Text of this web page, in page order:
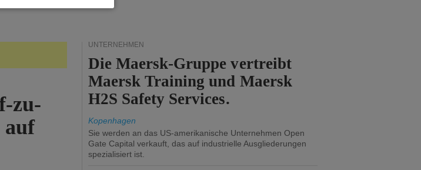
zu-
auf
UNTERNEHMEN
Die Maersk-Gruppe vertreibt
Maersk Training und Maersk
H2S Safety Services.
Kopenhagen
Sie werden an das US-amerikanische Unternehmen Open
Gate Capital verkauft, das auf industrielle Ausgliederungen
spezialisiert ist.